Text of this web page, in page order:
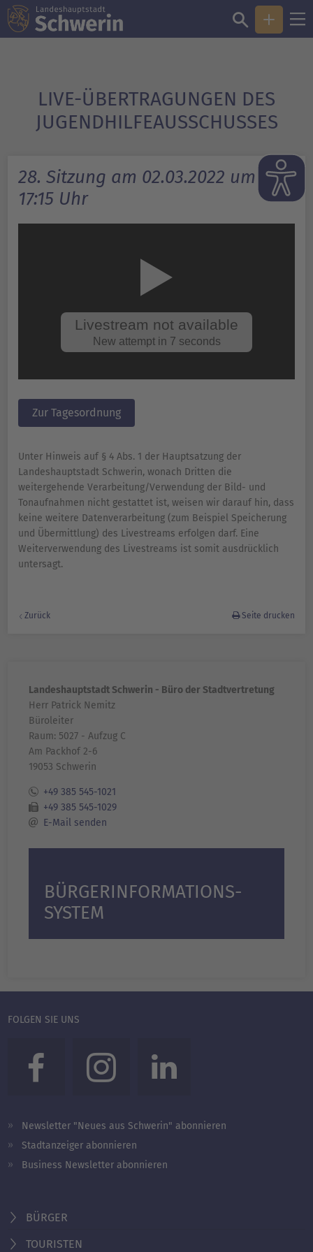
LIVE-ÜBERTRAGUNGEN DES
JUGENDHILFEAUSSCHUSSES
28. Sitzung am 02.03.2022 um
17:15 Uhr
Zur Tagesordnung
Unter Hinweis auf § 4 Abs. 1 der Hauptsatzung der
Landeshauptstadt Schwerin, wonach Dritten die
weitergehende Verarbeitung/Verwendung der Bild- und
Tonaufnahmen nicht gestattet ist, weisen wir darauf hin, dass
keine weitere Datenverarbeitung (zum Beispiel Speicherung
und Übermittlung) des Livestreams erfolgen darf. Eine
Weiterverwendung des Livestreams ist somit ausdrücklich
untersagt.
Zurück Seite drucken
Landeshauptstadt Schwerin - Büro der Stadtvertretung
Herr Patrick Nemitz
Büroleiter
Raum: 5027 - Aufzug C
Am Packhof 2-6
19053 Schwerin
+49 385 545-1021
+49 385 545-1029
E-Mail senden
BÜRGER­INFORMATIONS­
SYSTEM
FOLGEN SIE UNS
Newsletter "Neues aus Schwerin" abonnieren
Stadtanzeiger abonnieren
Business Newsletter abonnieren
BÜRGER
TOURISTEN